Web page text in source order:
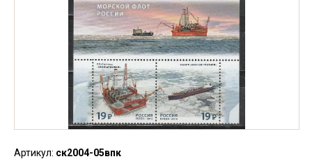
Артикул: ск2004-05впк